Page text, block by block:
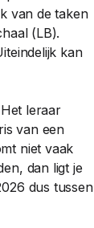
van de taken
(LB).
kan
leraar
van een
niet vaak
dan ligt je
dus tussen